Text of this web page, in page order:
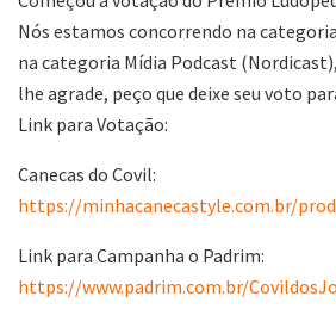
Nós estamos concorrendo na
na categoria Mídia Podcast
lhe agrade, peço que deixe seu voto
Link para Votação:
Canecas do Covil:
https://minhacanecastyle.com.br/
Link para Campanha o Padrim:
https://www.padrim.com.br/